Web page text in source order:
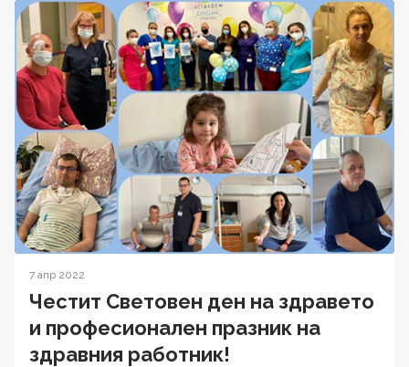
7 апр 2022
Честит Световен ден на здравето
и професионален празник на
здравния работник!